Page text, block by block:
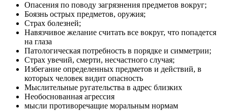
Опасения по поводу загрязнения предметов вокруг;
Боязнь острых предметов, оружия;
Страх болезней;
Навязчивое желание считать все вокруг, что попадется
на глаза
Патологическая потребность в порядке и симметрии;
Страх увечий, смерти, несчастного случая;
Избегание определенных предметов и действий, в
которых человек видит опасность
Мыслительные ругательства в адрес близких
Необоснованная агрессия
мысли противоречащие моральным нормам